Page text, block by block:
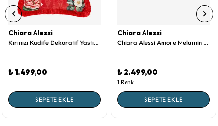
Chiara Alessi
Kırmızı Kadife Dekoratif Yastık 45X45 Cm Magic Garden Collection by Chiara Alessi
₺ 1.499,00
SEPETE EKLE
Chiara Alessi
Chiara Alessi Amore Melamin Servis Tabağı 38 Cm
₺ 2.499,00
1 Renk
SEPETE EKLE